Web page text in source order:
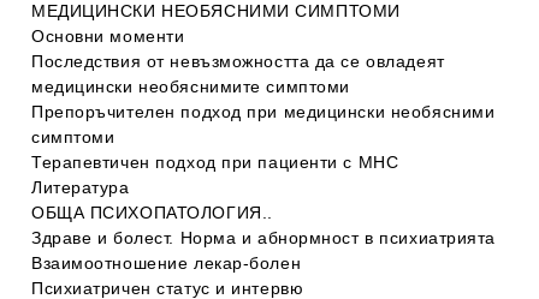
МЕДИЦИНСКИ НЕОБЯСНИМИ СИМПТОМИ
Основни моменти
Последствия от невъзможността да се овладеят
медицински необяснимите симптоми
Препоръчителен подход при медицински необясними
симптоми
Терапевтичен подход при пациенти с МНС
Литература
ОБЩА ПСИХОПАТОЛОГИЯ
Здраве и болест. Норма и абнормност в психиатрията
Взаимоотношение лекар-болен
Психиатричен статус и интервю